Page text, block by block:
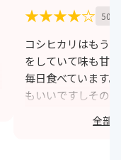
★★★★☆ 50
コシヒカリはもう
をしていて味も甘
毎日食べています
もいいですしその
ずっとなので飽き
いてとてもいいで
全部